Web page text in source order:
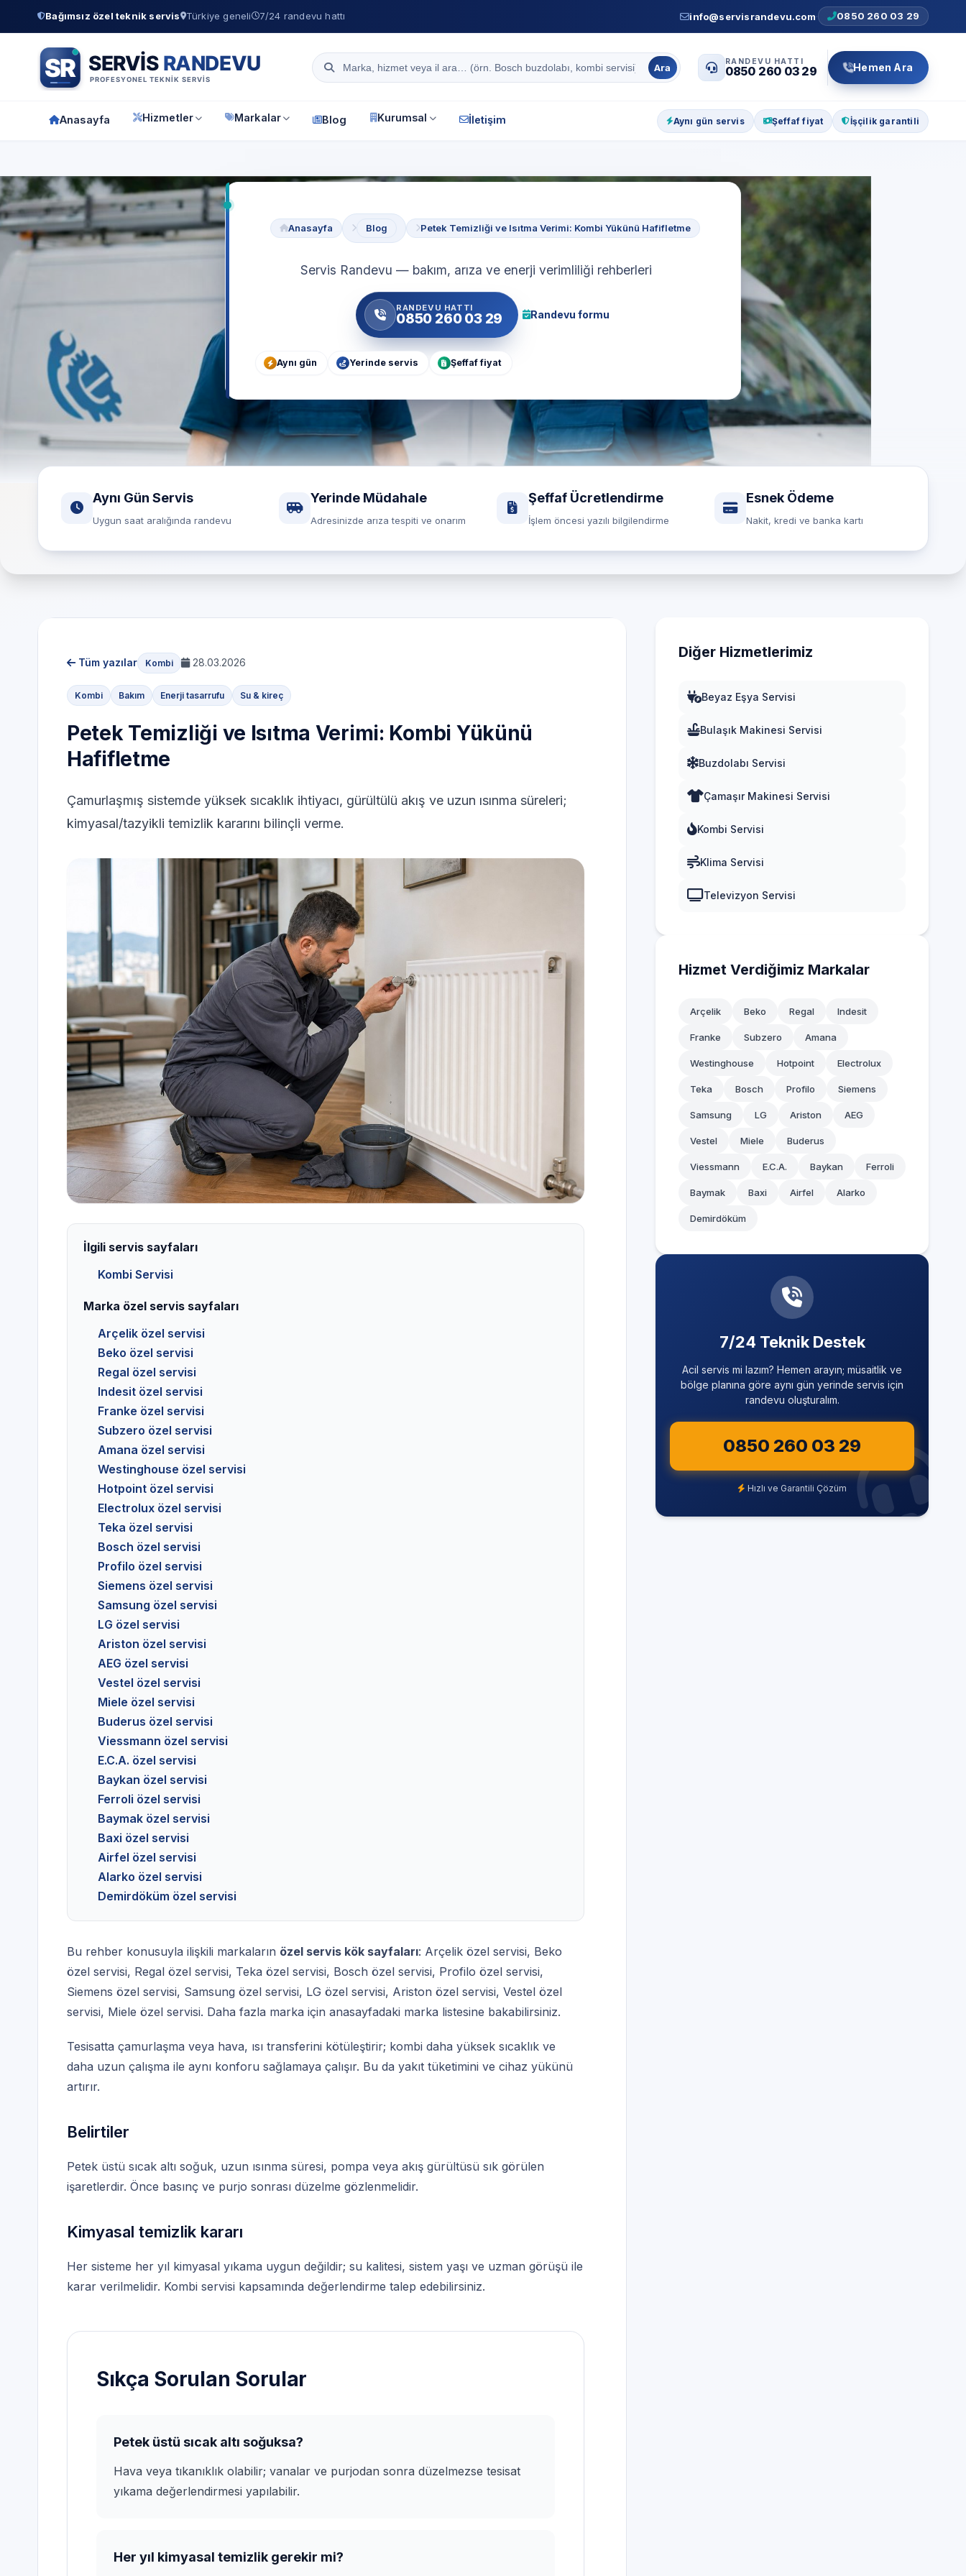
Bağımsız özel teknik servis Türkiye geneli 7/24 randevu hattı info@servisrandevu.com· 0850 260 03 29
Site içi arama Ara
RANDEVU HATTI
0850 260 03 29 Hemen Ara
Anasayfa Hizmetler Markalar Blog Kurumsal İletişim Aynı gün servis Şeffaf fiyat İşçilik garantili
Anasayfa Blog Petek Temizliği ve Isıtma Verimi: Kombi Yükünü Hafifletme
Servis Randevu — bakım, arıza ve enerji verimliliği rehberleri
RANDEVU HATTI
0850 260 03 29 Randevu formu
Aynı gün Yerinde servis Şeffaf fiyat
Aynı Gün Servis
Uygun saat aralığında randevu
Yerinde Müdahale
Adresinizde arıza tespiti ve onarım
Şeffaf Ücretlendirme
İşlem öncesi yazılı bilgilendirme
Esnek Ödeme
Nakit, kredi ve banka kartı
Tüm yazılar Kombi 28.03.2026
Kombi Bakım Enerji tasarrufu Su & kireç
Petek Temizliği ve Isıtma Verimi: Kombi Yükünü
Hafifletme
Çamurlaşmış sistemde yüksek sıcaklık ihtiyacı, gürültülü akış ve uzun ısınma süreleri;
kimyasal/tazyikli temizlik kararını bilinçli verme.
İlgili servis sayfaları
Kombi Servisi
Marka özel servis sayfaları
Arçelik özel servisi
Beko özel servisi
Regal özel servisi
Indesit özel servisi
Franke özel servisi
Subzero özel servisi
Amana özel servisi
Westinghouse özel servisi
Hotpoint özel servisi
Electrolux özel servisi
Teka özel servisi
Bosch özel servisi
Profilo özel servisi
Siemens özel servisi
Samsung özel servisi
LG özel servisi
Ariston özel servisi
AEG özel servisi
Vestel özel servisi
Miele özel servisi
Buderus özel servisi
Viessmann özel servisi
E.C.A. özel servisi
Baykan özel servisi
Ferroli özel servisi
Baymak özel servisi
Baxi özel servisi
Airfel özel servisi
Alarko özel servisi
Demirdöküm özel servisi
Bu rehber konusuyla ilişkili markaların özel servis kök sayfaları: Arçelik özel servisi, Beko
özel servisi, Regal özel servisi, Teka özel servisi, Bosch özel servisi, Profilo özel servisi,
Siemens özel servisi, Samsung özel servisi, LG özel servisi, Ariston özel servisi, Vestel özel
servisi, Miele özel servisi. Daha fazla marka için anasayfadaki marka listesine bakabilirsiniz.
Tesisatta çamurlaşma veya hava, ısı transferini kötüleştirir; kombi daha yüksek sıcaklık ve
daha uzun çalışma ile aynı konforu sağlamaya çalışır. Bu da yakıt tüketimini ve cihaz yükünü
artırır.
Belirtiler
Petek üstü sıcak altı soğuk, uzun ısınma süresi, pompa veya akış gürültüsü sık görülen
işaretlerdir. Önce basınç ve purjo sonrası düzelme gözlenmelidir.
Kimyasal temizlik kararı
Her sisteme her yıl kimyasal yıkama uygun değildir; su kalitesi, sistem yaşı ve uzman görüşü ile
karar verilmelidir. Kombi servisi kapsamında değerlendirme talep edebilirsiniz.
Sıkça Sorulan Sorular
Petek üstü sıcak altı soğuksa?
Hava veya tıkanıklık olabilir; vanalar ve purjodan sonra düzelmezse tesisat
yıkama değerlendirmesi yapılabilir.
Her yıl kimyasal temizlik gerekir mi?
Diğer Hizmetlerimiz
Beyaz Eşya Servisi
Bulaşık Makinesi Servisi
Buzdolabı Servisi
Çamaşır Makinesi Servisi
Kombi Servisi
Klima Servisi
Televizyon Servisi
Hizmet Verdiğimiz Markalar
Arçelik Beko Regal Indesit
Franke Subzero Amana
Westinghouse Hotpoint Electrolux
Teka Bosch Profilo Siemens
Samsung LG Ariston AEG
Vestel Miele Buderus
Viessmann E.C.A. Baykan Ferroli
Baymak Baxi Airfel Alarko
Demirdöküm
7/24 Teknik Destek
Acil servis mi lazım? Hemen arayın; müsaitlik ve
bölge planına göre aynı gün yerinde servis için
randevu oluşturalım.
0850 260 03 29
Hızlı ve Garantili Çözüm